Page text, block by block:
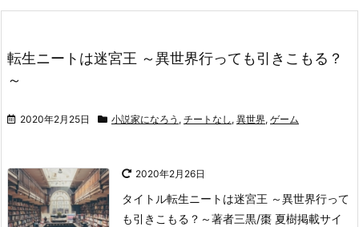
転生ニートは迷宮王 ～異世界行っても引きこもる？
～
2020年2月25日 小説家になろう , チートなし , 異世界, ゲーム
2020年2月26日
タイトル転生ニートは迷宮王 ～異世界行って
も引きこもる？～著者三黒/棗 夏樹掲載サイ